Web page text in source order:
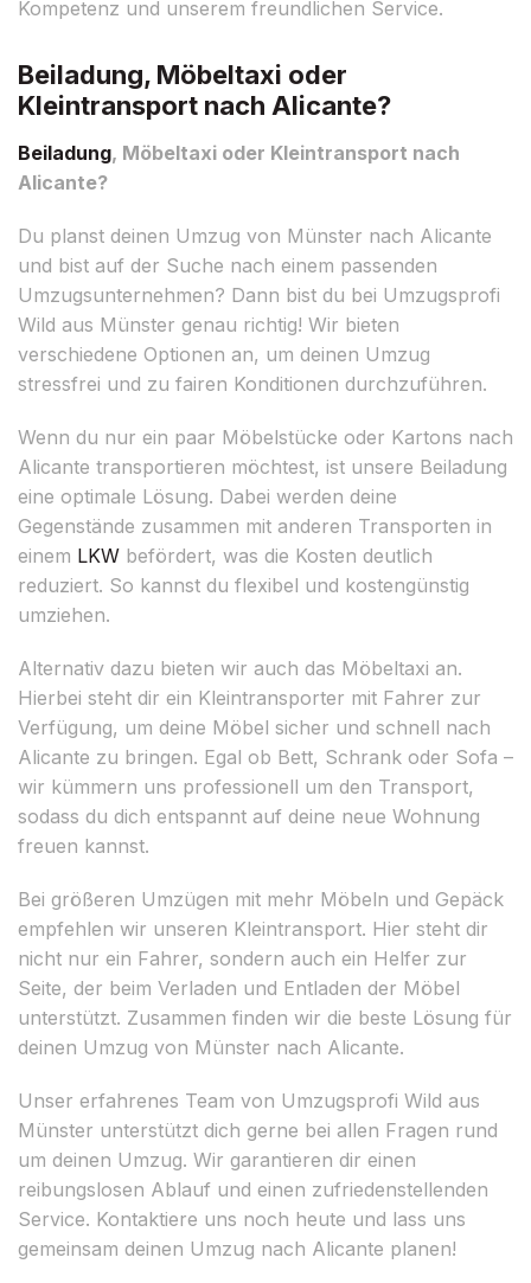
Kompetenz und unserem freundlichen Service.
Beiladung, Möbeltaxi oder
Kleintransport nach Alicante?
Beiladung, Möbeltaxi oder Kleintransport nach
Alicante?
Du planst deinen Umzug von Münster nach Alicante
und bist auf der Suche nach einem passenden
Umzugsunternehmen? Dann bist du bei Umzugsprofi
Wild aus Münster genau richtig! Wir bieten
verschiedene Optionen an, um deinen Umzug
stressfrei und zu fairen Konditionen durchzuführen.
Wenn du nur ein paar Möbelstücke oder Kartons nach
Alicante transportieren möchtest, ist unsere Beiladung
eine optimale Lösung. Dabei werden deine
Gegenstände zusammen mit anderen Transporten in
einem LKW befördert, was die Kosten deutlich
reduziert. So kannst du flexibel und kostengünstig
umziehen.
Alternativ dazu bieten wir auch das Möbeltaxi an.
Hierbei steht dir ein Kleintransporter mit Fahrer zur
Verfügung, um deine Möbel sicher und schnell nach
Alicante zu bringen. Egal ob Bett, Schrank oder Sofa –
wir kümmern uns professionell um den Transport,
sodass du dich entspannt auf deine neue Wohnung
freuen kannst.
Bei größeren Umzügen mit mehr Möbeln und Gepäck
empfehlen wir unseren Kleintransport. Hier steht dir
nicht nur ein Fahrer, sondern auch ein Helfer zur
Seite, der beim Verladen und Entladen der Möbel
unterstützt. Zusammen finden wir die beste Lösung für
deinen Umzug von Münster nach Alicante.
Unser erfahrenes Team von Umzugsprofi Wild aus
Münster unterstützt dich gerne bei allen Fragen rund
um deinen Umzug. Wir garantieren dir einen
reibungslosen Ablauf und einen zufriedenstellenden
Service. Kontaktiere uns noch heute und lass uns
gemeinsam deinen Umzug nach Alicante planen!